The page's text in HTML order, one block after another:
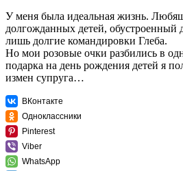
У меня была идеальная жизнь.
долгожданных детей, обустроенный
лишь долгие командировки Глеба.
Но мои розовые очки разбились в
подарка на день рождения детей я
измен супруга…
ВКонтакте
Одноклассники
Pinterest
Viber
WhatsApp